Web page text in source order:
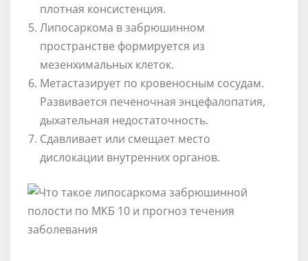
плотная консистенция.
Липосаркома в забрюшинном
пространстве формируется из
мезенхимальных клеток.
Метастазирует по кровеносным сосудам.
Развивается печеночная энцефалопатия,
дыхательная недостаточность.
Сдавливает или смещает место
дислокации внутренних органов.